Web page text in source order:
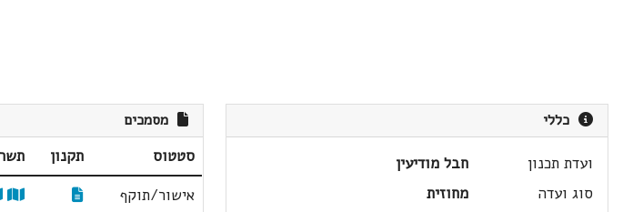
כללי
ועדת תכנון
חבל מודיעין
סוג ועדה
מחוזית
מסמכים
סטטוס תקנון
אישור/תוקף